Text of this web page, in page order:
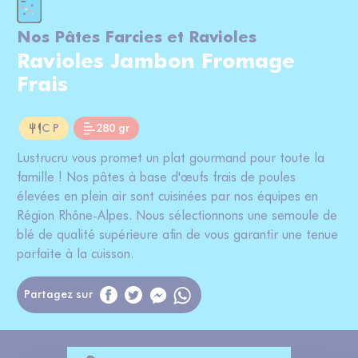
Nos Pâtes Farcies et Ravioles
Ravioles Jambon Fromage
Frais
C P 280 gr
Lustrucru vous promet un plat gourmand pour toute la
famille ! Nos pâtes à base d'œufs frais de poules
élevées en plein air sont cuisinées par nos équipes en
Région Rhône-Alpes. Nous sélectionnons une semoule de
blé de qualité supérieure afin de vous garantir une tenue
parfaite à la cuisson.
Partagez sur